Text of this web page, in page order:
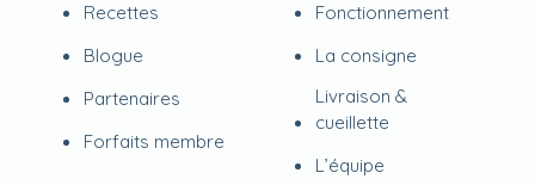
Recettes
Blogue
Partenaires
Forfaits membre
Fonctionnement
La consigne
Livraison &
cueillette
L’équipe